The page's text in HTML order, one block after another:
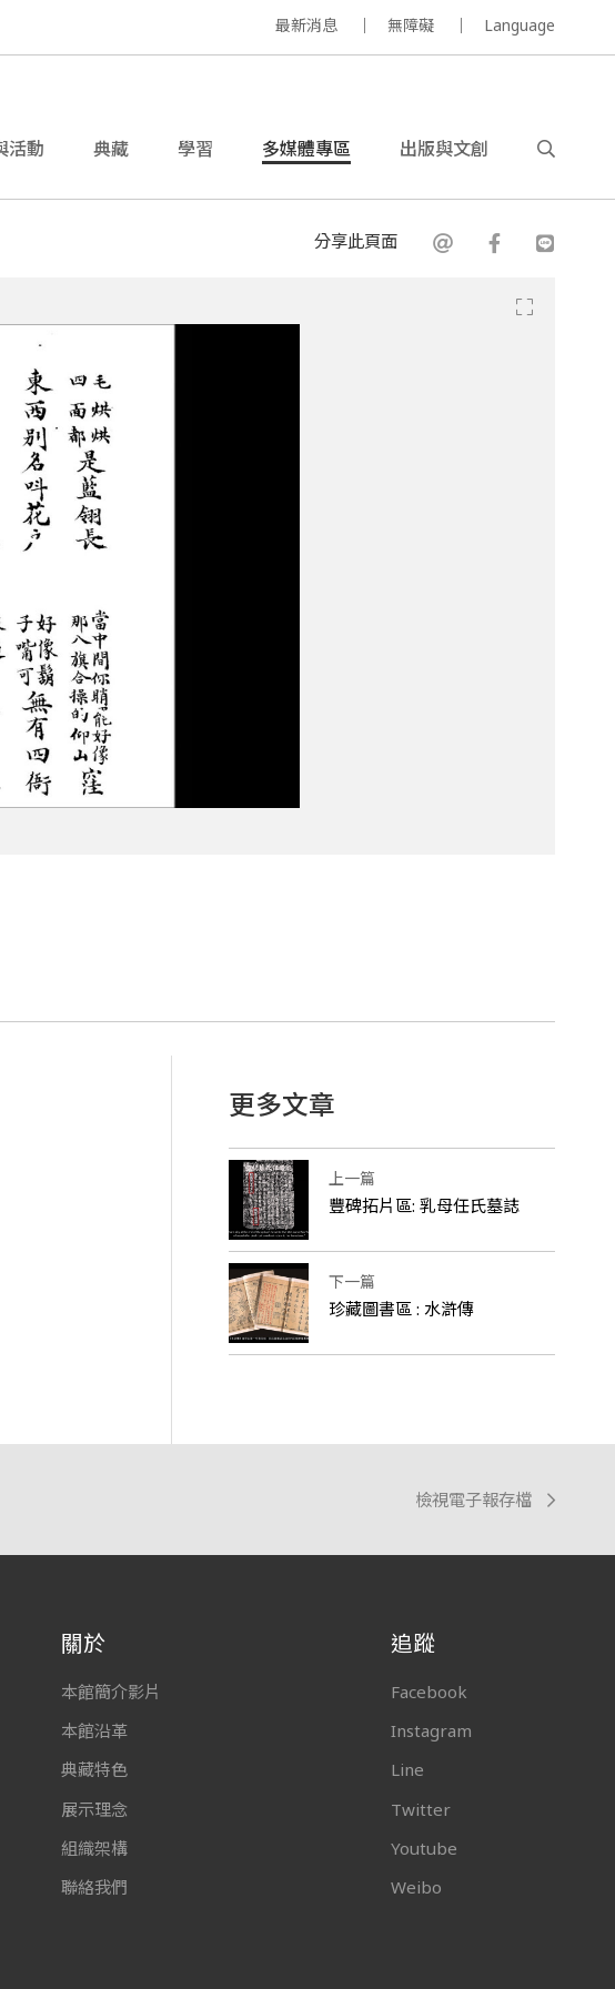
最新消息 無障礙 Language
活動 典藏 學習 多媒體專區 出版與文創
分享此頁面
更多文章
上一篇
豐碑拓片區: 乳母任氏墓誌
下一篇
珍藏圖書區 : 水滸傳
檢視電子報存檔
關於
本館簡介影片
本館沿革
典藏特色
展示理念
組織架構
聯絡我們
追蹤
Facebook
Instagram
Line
Twitter
Youtube
Weibo